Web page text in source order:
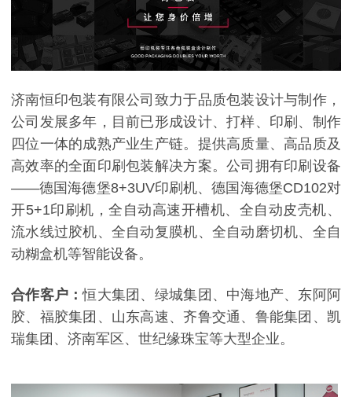
济南恒印包装有限公司致力于品质包装设计与制作，
公司发展多年，目前已形成设计、打样、印刷、制作
四位一体的成熟产业生产链。提供高质量、高品质及
高效率的全面印刷包装解决方案。公司拥有印刷设备
——德国海德堡8+3UV印刷机、德国海德堡CD102对
开5+1印刷机，全自动高速开槽机、全自动皮壳机、
流水线过胶机、全自动复膜机、全自动磨切机、全自
动糊盒机等智能设备。
合作客户：恒大集团、绿城集团、中海地产、东阿阿
胶、福胶集团、山东高速、齐鲁交通、鲁能集团、凯
瑞集团、济南军区、世纪缘珠宝等大型企业。